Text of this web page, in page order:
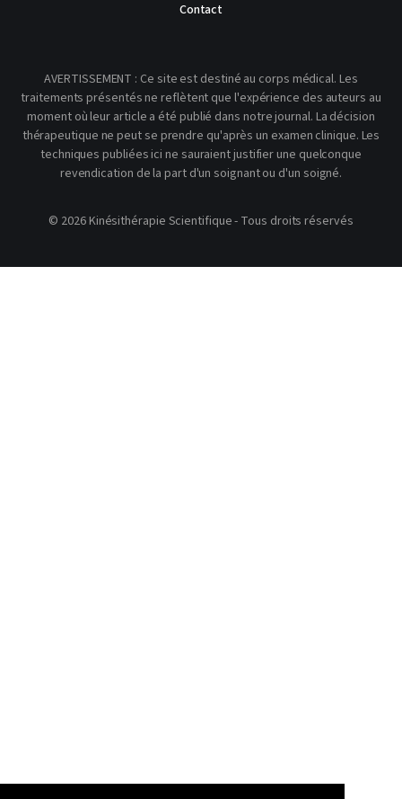
Contact
AVERTISSEMENT : Ce site est destiné au corps médical. Les
traitements présentés ne reflètent que l'expérience des auteurs au
moment où leur article a été publié dans notre journal. La décision
thérapeutique ne peut se prendre qu'après un examen clinique. Les
techniques publiées ici ne sauraient justifier une quelconque
revendication de la part d'un soignant ou d'un soigné.
© 2026 Kinésithérapie Scientifique - Tous droits réservés